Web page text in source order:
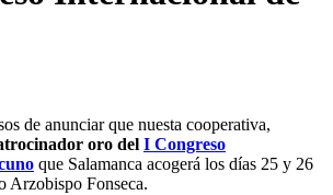
de anunciar que nuesta cooperativa,
oro del I Congreso
que Salamanca acogerá los días 25 y 26
Arzobispo Fonseca.